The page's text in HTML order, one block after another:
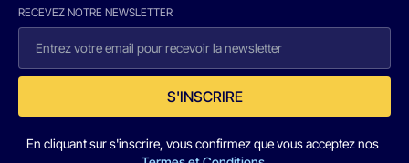
RECEVEZ NOTRE NEWSLETTER
S'INSCRIRE
En cliquant sur s'inscrire, vous confirmez que vous acceptez nos